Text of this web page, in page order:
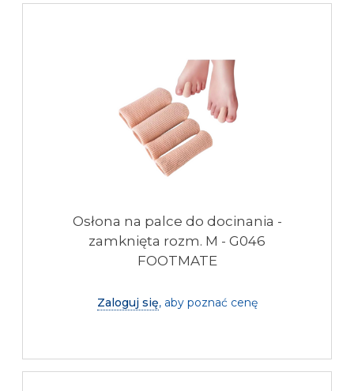
Osłona na palce do docinania -
zamknięta rozm. M - G046
FOOTMATE
Zaloguj się, aby poznać cenę